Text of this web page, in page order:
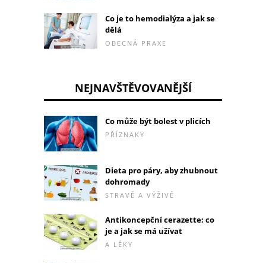
Co je to hemodialýza a jak se
dělá
OBECNÁ PRAXE
NEJNAVŠTĚVOVANĚJŠÍ
Co může být bolest v plicích
PŘÍZNAKY
Dieta pro páry, aby zhubnout
dohromady
STRAVĚ A VÝŽIVĚ
Antikoncepční cerazette: co
je a jak se má užívat
A LÉKY